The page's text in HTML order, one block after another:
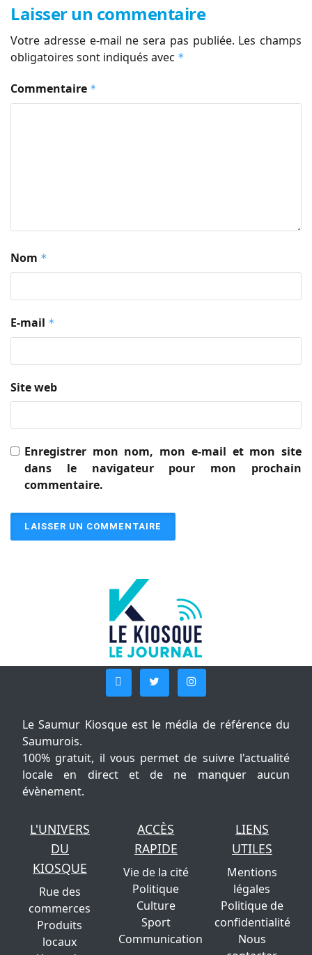
Laisser un commentaire
Votre adresse e-mail ne sera pas publiée. Les champs
obligatoires sont indiqués avec *
Commentaire *
Nom *
E-mail *
Site web
Enregistrer mon nom, mon e-mail et mon site
dans le navigateur pour mon prochain
commentaire.
Le Saumur Kiosque est le média de référence du
Saumurois.
100% gratuit, il vous permet de suivre l'actualité
locale en direct et de ne manquer aucun
évènement.
L'UNIVERS
DU
KIOSQUE
Rue des
commerces
Produits
locaux
ACCÈS
RAPIDE
Vie de la cité
Politique
Culture
Sport
Communication
LIENS
UTILES
Mentions
légales
Politique de
confidentialité
Nous